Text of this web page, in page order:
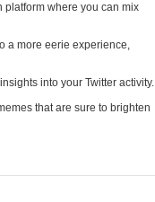
platform where you can mix
a more eerie experience,
into your Twitter activity.
that are sure to brighten